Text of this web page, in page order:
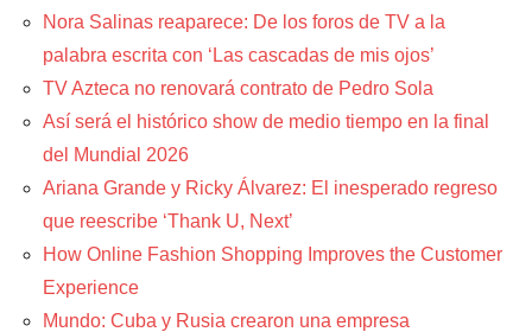
Nora Salinas reaparece: De los foros de TV a la
palabra escrita con ‘Las cascadas de mis ojos’
TV Azteca no renovará contrato de Pedro Sola
Así será el histórico show de medio tiempo en la final
del Mundial 2026
Ariana Grande y Ricky Álvarez: El inesperado regreso
que reescribe ‘Thank U, Next’
How Online Fashion Shopping Improves the Customer
Experience
Mundo: Cuba y Rusia crearon una empresa